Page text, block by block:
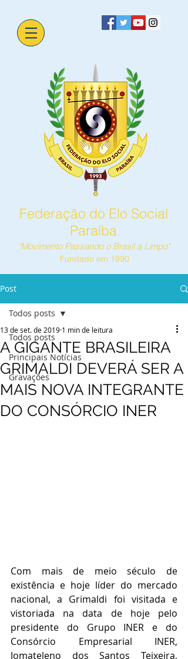
Federação do Elo Social
Paraíba
"Movimento Passando o Brasil a Limpo"
Fundado em 1990
Post
Todos posts
Principais Notícias
Gravações
Todos posts
A GIGANTE BRASILEIRA
GRIMALDI DEVERÁ SER A
MAIS NOVA INTEGRANTE
DO CONSÓRCIO INER
13 de set. de 2019 1 min de leitura
Com mais de meio século de
existência e hoje líder do mercado
nacional, a Grimaldi foi visitada e
vistoriada na data de hoje pelo
presidente do Grupo INER e do
Consórcio Empresarial INER,
Jomateleno dos Santos Teixeira,